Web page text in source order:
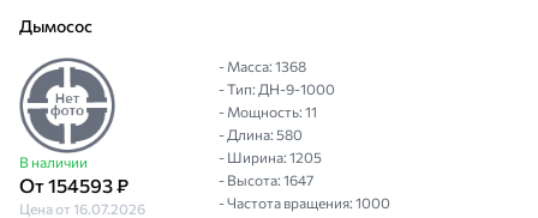
Дымосос
В наличии
От 154593 ₽
Цена от 16.07.2026
- Масса: 1368
- Тип: ДН-9-1000
- Мощность: 11
- Длина: 580
- Ширина: 1205
- Высота: 1647
- Частота вращения: 1000